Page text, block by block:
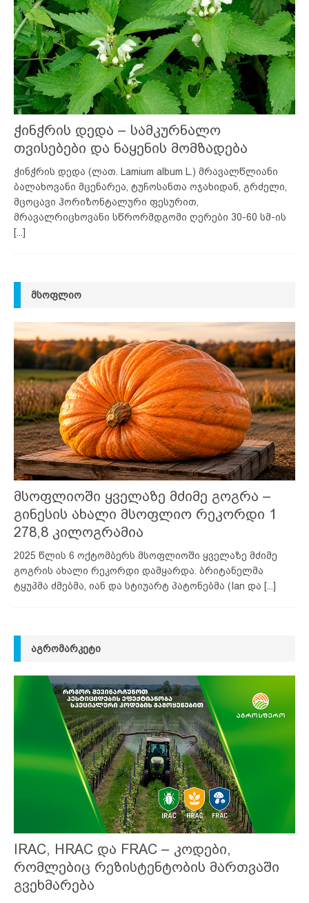
ჭინჭრის დედა – სამკურნალო
თვისებები და ნაყენის მომზადება
ჭინჭრის დედა (ლათ. Lamium album L.) მრავალწლიანი
ბალახოვანი მცენარეა, ტუჩოსანთა ოჯახიდან, გრძელი,
მცოცავი ჰორიზონტალური ფესურით,
მრავალრიცხოვანი სწრორმდგომი ღერები 30-60 სმ-ის
[...]
ᲛᲡᲝᲤᲚᲘᲝ
მსოფლიოში ყველაზე მძიმე გოგრა –
გინესის ახალი მსოფლიო რეკორდი 1
278,8 კილოგრამია
2025 წლის 6 ოქტომბერს მსოფლიოში ყველაზე მძიმე
გოგრის ახალი რეკორდი დამყარდა. ბრიტანელმა
ტყუპმა ძმებმა, იან და სტიუარტ პატონებმა (Ian და [...]
ᲐᲒᲠᲝᲛᲐᲠᲙᲔᲢᲘ
IRAC, HRAC და FRAC – კოდები,
რომლებიც რეზისტენტობის მართვაში
გვეხმარება